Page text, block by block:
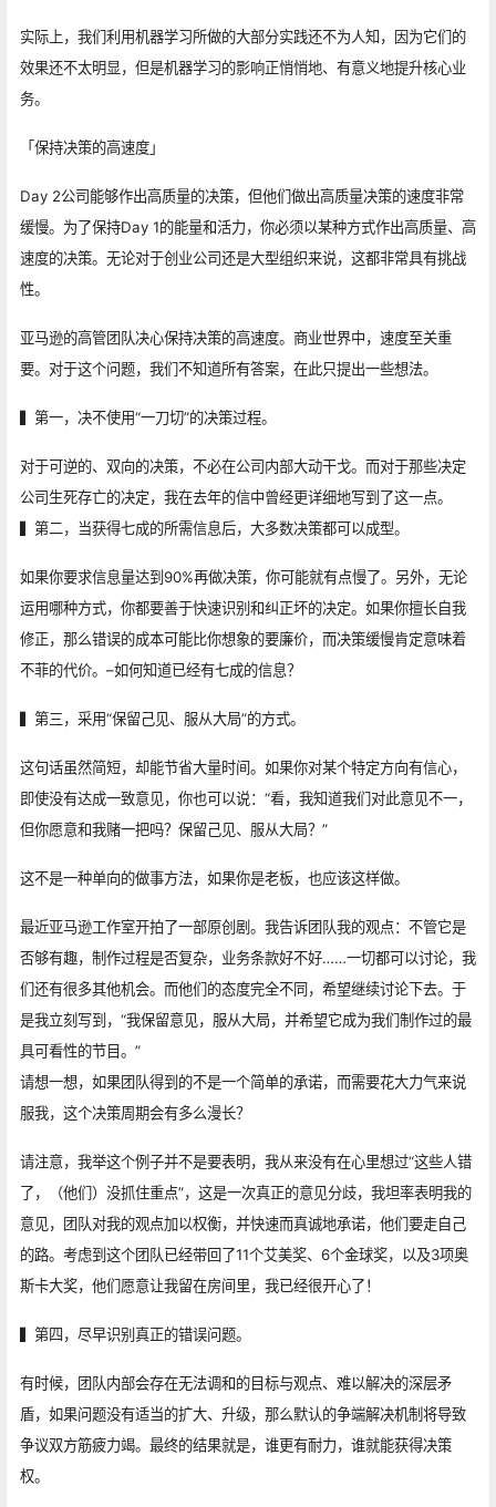
实际上，我们利用机器学习所做的大部分实践还不为人知，因为它们的
效果还不太明显，但是机器学习的影响正悄悄地、有意义地提升核心业
务。
「保持决策的高速度」
Day 2公司能够作出高质量的决策，但他们做出高质量决策的速度非常
缓慢。为了保持Day 1的能量和活力，你必须以某种方式作出高质量、高
速度的决策。无论对于创业公司还是大型组织来说，这都非常具有挑战
性。
亚马逊的高管团队决心保持决策的高速度。商业世界中，速度至关重
要。对于这个问题，我们不知道所有答案，在此只提出一些想法。
▍第一，决不使用“一刀切”的决策过程。
对于可逆的、双向的决策，不必在公司内部大动干戈。而对于那些决定
公司生死存亡的决定，我在去年的信中曾经更详细地写到了这一点。
▍第二，当获得七成的所需信息后，大多数决策都可以成型。
如果你要求信息量达到90%再做决策，你可能就有点慢了。另外，无论
运用哪种方式，你都要善于快速识别和纠正坏的决定。如果你擅长自我
修正，那么错误的成本可能比你想象的要廉价，而决策缓慢肯定意味着
不菲的代价。–如何知道已经有七成的信息？
▍第三，采用“保留己见、服从大局”的方式。
这句话虽然简短，却能节省大量时间。如果你对某个特定方向有信心，
即使没有达成一致意见，你也可以说：“看，我知道我们对此意见不一，
但你愿意和我赌一把吗？保留己见、服从大局？”
这不是一种单向的做事方法，如果你是老板，也应该这样做。
最近亚马逊工作室开拍了一部原创剧。我告诉团队我的观点：不管它是
否够有趣，制作过程是否复杂，业务条款好不好……一切都可以讨论，我
们还有很多其他机会。而他们的态度完全不同，希望继续讨论下去。于
是我立刻写到，“我保留意见，服从大局，并希望它成为我们制作过的最
具可看性的节目。”
请想一想，如果团队得到的不是一个简单的承诺，而需要花大力气来说
服我，这个决策周期会有多么漫长？
请注意，我举这个例子并不是要表明，我从来没有在心里想过“这些人错
了，（他们）没抓住重点”，这是一次真正的意见分歧，我坦率表明我的
意见，团队对我的观点加以权衡，并快速而真诚地承诺，他们要走自己
的路。考虑到这个团队已经带回了11个艾美奖、6个金球奖，以及3项奥
斯卡大奖，他们愿意让我留在房间里，我已经很开心了！
▍第四，尽早识别真正的错误问题。
有时候，团队内部会存在无法调和的目标与观点、难以解决的深层矛
盾，如果问题没有适当的扩大、升级，那么默认的争端解决机制将导致
争议双方筋疲力竭。最终的结果就是，谁更有耐力，谁就能获得决策
权。